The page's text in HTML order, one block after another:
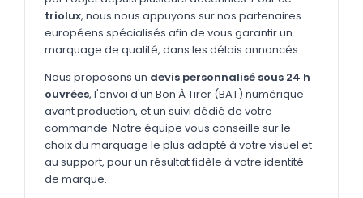
Catalogue complet Nouveau
Bureau & écriture
Sacs & voyages
Verres & déjeuner
Technologie
Vêtements
Outils & porte-clés
triolux, nous nous appuyons sur nos partenaires
européens spécialisés afin de vous garantir un
marquage de qualité, dans les délais annoncés.
Nous proposons un devis personnalisé sous 24 h
ouvrées, l'envoi d'un Bon À Tirer (BAT) numérique
avant production, et un suivi dédié de votre
commande. Notre équipe vous conseille sur le
choix du marquage le plus adapté à votre visuel et
au support, pour un résultat fidèle à votre identité
de marque.